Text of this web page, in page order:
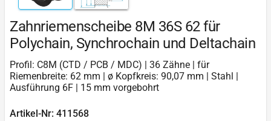
Zahnriemenscheibe 8M 36S 62 für
Polychain, Synchrochain und Deltachain
Profil: C8M (CTD / PCB / MDC) | 36 Zähne | für
Riemenbreite: 62 mm | ø Kopfkreis: 90,07 mm | Stahl |
Ausführung 6F | 15 mm vorgebohrt
Artikel-Nr: 411568